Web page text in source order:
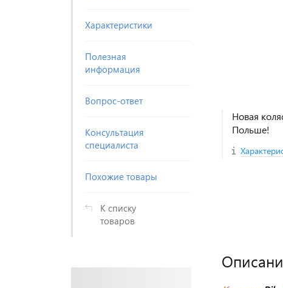
Характеристики
Полезная
информация
Вопрос-ответ
Консультация
специалиста
Похожие товары
К списку
товаров
Новая
Польше!